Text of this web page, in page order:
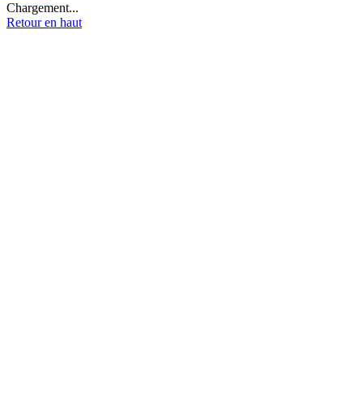
Chargement...
Retour en haut